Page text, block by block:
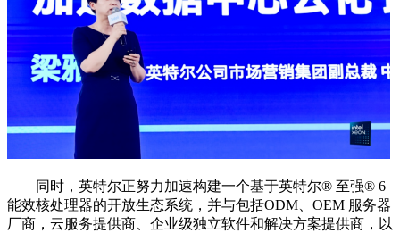
同时，英特尔正努力加速构建一个基于英特尔®️ 至强®️ 6
能效核处理器的开放生态系统，并与包括ODM、OEM 服务器
厂商，云服务提供商、企业级独立软件和解决方案提供商，以